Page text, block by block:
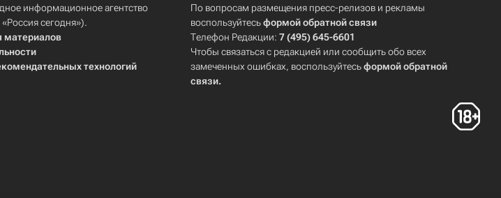
информационное агентство
сегодня»).
материалов
технологий
По вопросам размещения пресс-релизов и рекламы
воспользуйтесьформой обратной связи
Телефон Редакции:7 (495) 645-6601
Чтобы связаться с редакцией или сообщить обо всех
замеченных ошибках, воспользуйтесьформой обратной
связи.